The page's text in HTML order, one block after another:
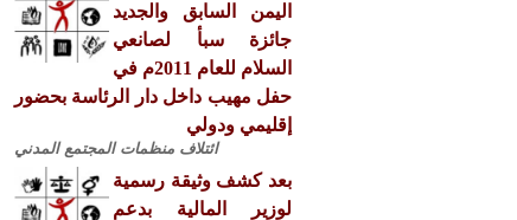
اليمن السابق والجديد
جائزة سبأ لصانعي
السلام للعام 2011م في
حفل مهيب داخل دار الرئاسة بحضور
إقليمي ودولي
ائتلاف منظمات المجتمع المدني
بعد كشف وثيقة رسمية
لوزير المالية بدعم